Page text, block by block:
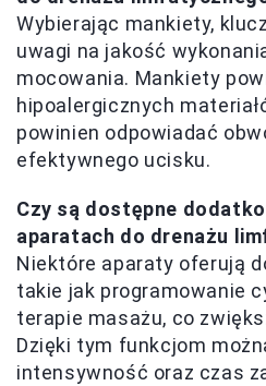
Wybierając mankiety,
uwagi na jakość
mocowania. Mankiety
hipoalergicznych
powinien odpowiadać
efektywnego ucisku.
Czy są dostępne
aparatach do drenażu
Niektóre aparaty oferują
takie jak programowanie
terapie masażu, co
Dzięki tym funkcjom
intensywność oraz czas